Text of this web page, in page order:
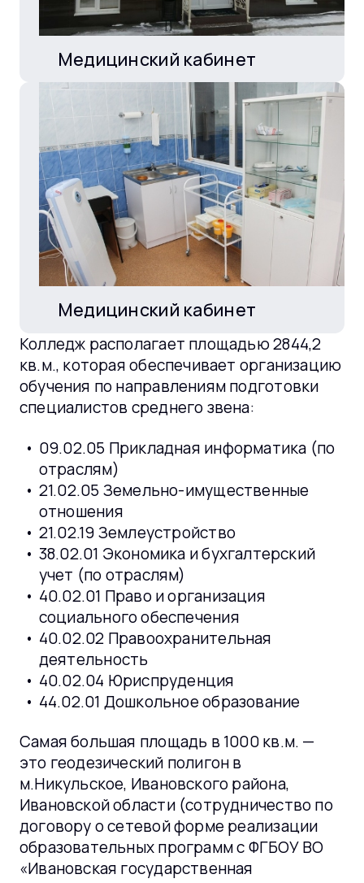
Колледж располагает площадью 2844,2
кв.м., которая обеспечивает организацию
обучения по направлениям подготовки
специалистов среднего звена:
09.02.05 Прикладная информатика (по
отраслям)
21.02.05 Земельно-имущественные
отношения
21.02.19 Землеустройство
38.02.01 Экономика и бухгалтерский
учет (по отраслям)
40.02.01 Право и организация
социального обеспечения
40.02.02 Правоохранительная
деятельность
40.02.04 Юриспруденция
44.02.01 Дошкольное образование
Самая большая площадь в 1000 кв.м. —
это геодезический полигон в
м.Никульское, Ивановского района,
Ивановской области (сотрудничество по
договору о сетевой форме реализации
образовательных программ с ФГБОУ ВО
«Ивановская государственная
Медицинский кабинет
Медицинский кабинет